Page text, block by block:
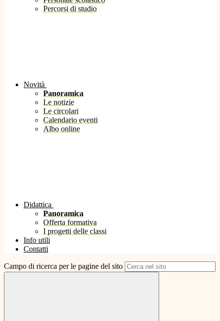
Percorsi di studio
Novità
Panoramica
Le notizie
Le circolari
Calendario eventi
Albo online
Didattica
Panoramica
Offerta formativa
I progetti delle classi
Info utili
Contatti
Campo di ricerca per le pagine del sito